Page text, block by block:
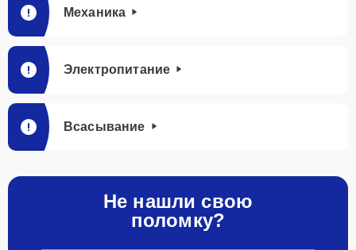
Механика
Электропитание
Всасывание
Не нашли свою
поломку?